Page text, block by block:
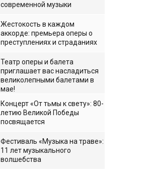
современной музыки
Жестокость в каждом
аккорде: премьера оперы о
преступлениях и страданиях
Театр оперы и балета
приглашает вас насладиться
великолепными балетами в
мае!
Концерт «От тьмы к свету»: 80-
летию Великой Победы
посвящается
Фестиваль «Музыка на траве»:
11 лет музыкального
волшебства